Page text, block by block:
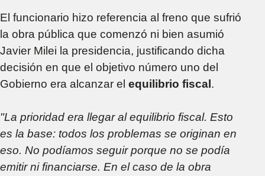
El funcionario hizo referencia al freno que sufrió
la obra pública que comenzó ni bien asumió
Javier Milei la presidencia, justificando dicha
decisión en que el objetivo número uno del
Gobierno era alcanzar el equilibrio fiscal .
"La prioridad era llegar al equilibrio fiscal. Esto
es la base: todos los problemas se originan en
eso. No podíamos seguir porque no se podía
emitir ni financiarse. En el caso de la obra